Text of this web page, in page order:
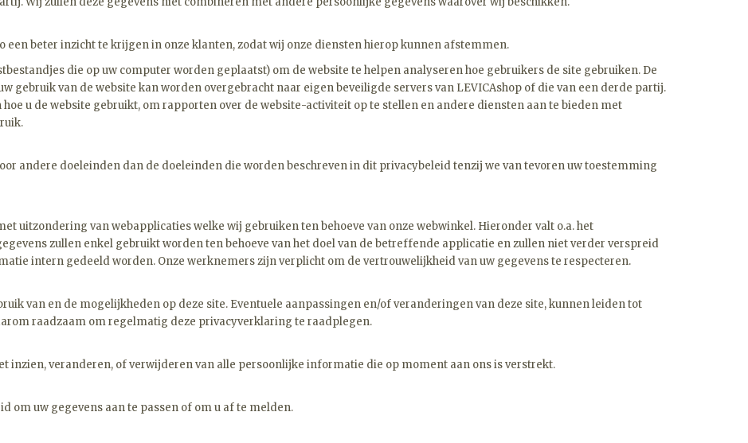
een beter inzicht te krijgen in onze klanten, zodat wij onze diensten hierop kunnen afstemmen.
die op uw computer worden geplaatst) om de website te helpen analyseren hoe gebruikers de site gebruiken. De
gebruik van de website kan worden overgebracht naar eigen beveiligde servers van LEVICAshop of die van een derde partij.
u de website gebruikt, om rapporten over de website-activiteit op te stellen en andere diensten aan te bieden met
andere doeleinden dan de doeleinden die worden beschreven in dit privacybeleid tenzij we van tevoren uw toestemming
uitzondering van webapplicaties welke wij gebruiken ten behoeve van onze webwinkel. Hieronder valt o.a. het
zullen enkel gebruikt worden ten behoeve van het doel van de betreffende applicatie en zullen niet verder verspreid
intern gedeeld worden. Onze werknemers zijn verplicht om de vertrouwelijkheid van uw gegevens te respecteren.
van en de mogelijkheden op deze site. Eventuele aanpassingen en/of veranderingen van deze site, kunnen leiden tot
raadzaam om regelmatig deze privacyverklaring te raadplegen.
inzien, veranderen, of verwijderen van alle persoonlijke informatie die op moment aan ons is verstrekt.
om uw gegevens aan te passen of om u af te melden.